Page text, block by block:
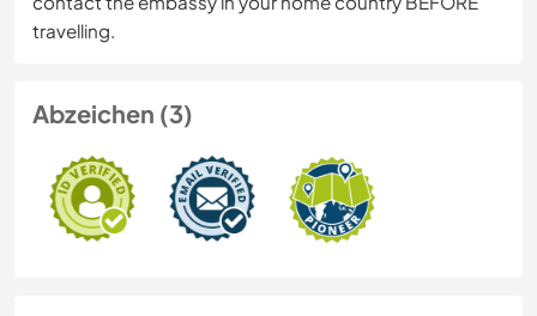
travelling.
Abzeichen (3)